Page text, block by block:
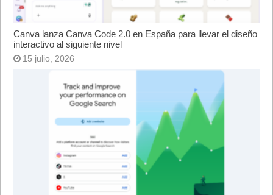
Canva lanza Canva Code 2.0 en España para llevar el diseño
interactivo al siguiente nivel
15 julio, 2026